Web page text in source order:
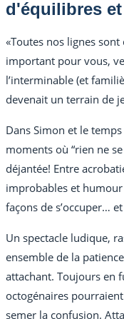
d'équilibres
«Toutes nos lignes
important pour vous,
l’interminable (et
devenait un terrain de
Dans Simon et le
moments où “rien ne
déjantée! Entre
improbables et
façons de s’occuper…
Un spectacle ludique,
ensemble de la
attachant. Toujours en
octogénaires
semer la confusion.